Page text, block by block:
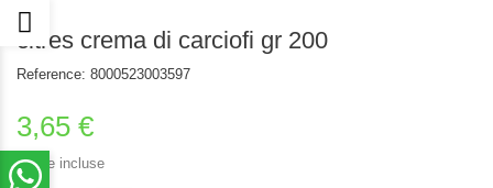
citres crema di carciofi gr 200
Reference: 8000523003597
3,65 €
Tasse incluse